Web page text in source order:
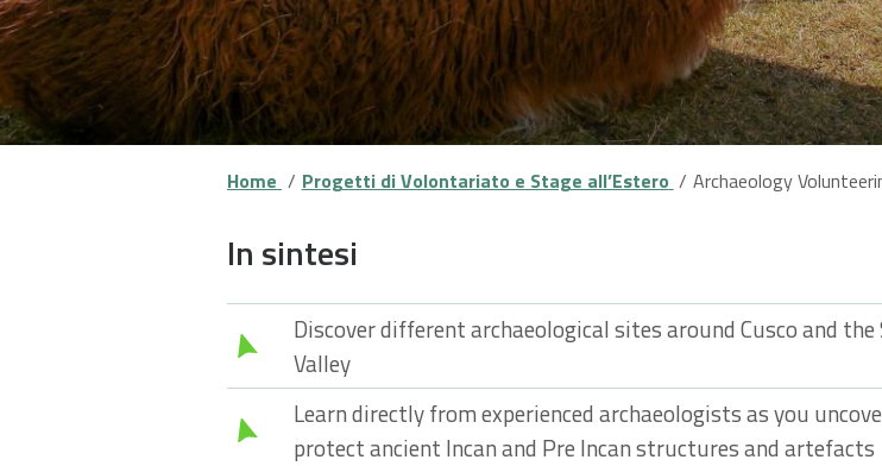
Home Progetti di Volontariato e Stage all’Estero Archaeology
In sintesi
Discover different archaeological sites around Cusco and the
Valley
Learn directly from experienced archaeologists as you
protect ancient Incan and Pre Incan structures and artefacts